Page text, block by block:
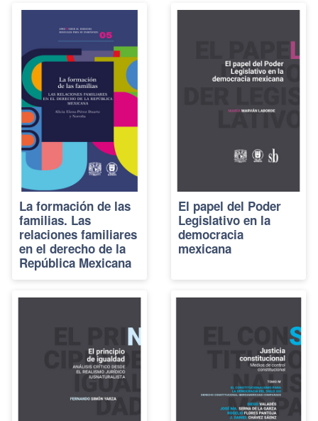
La formación de las
familias. Las
relaciones familiares
en el derecho de la
República Mexicana
El papel del Poder
Legislativo en la
democracia
mexicana